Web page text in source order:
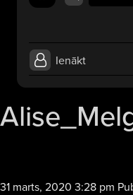
for:
Ienākt
31 marts, 2020 3:28 pm